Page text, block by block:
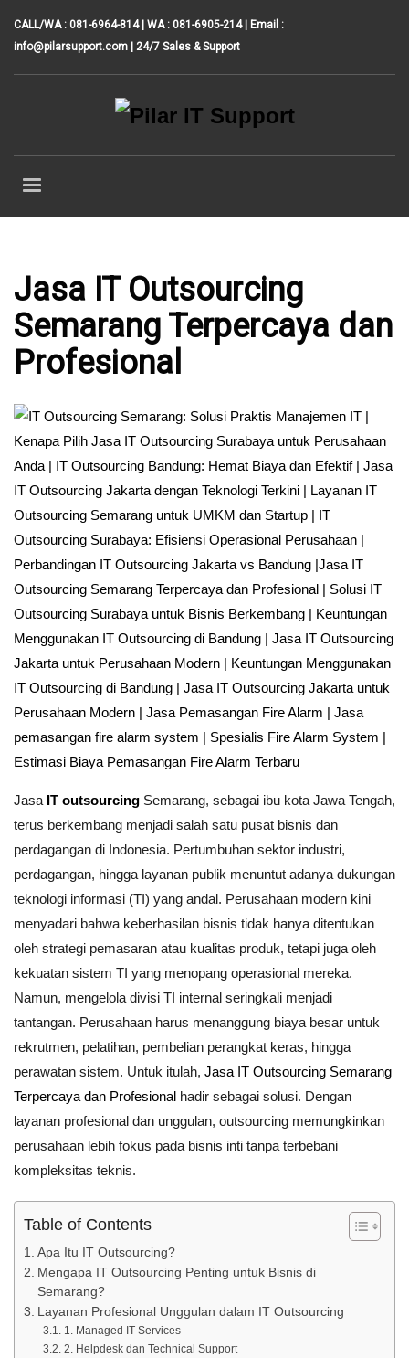
CALL/WA : 081-6964-814 | WA : 081-6905-214 | Email :
info@pilarsupport.com | 24/7 Sales & Support
Jasa IT Outsourcing
Semarang Terpercaya dan
Profesional
Jasa IT outsourcing Semarang, sebagai ibu kota Jawa Tengah,
terus berkembang menjadi salah satu pusat bisnis dan
perdagangan di Indonesia. Pertumbuhan sektor industri,
perdagangan, hingga layanan publik menuntut adanya dukungan
teknologi informasi (TI) yang andal. Perusahaan modern kini
menyadari bahwa keberhasilan bisnis tidak hanya ditentukan
oleh strategi pemasaran atau kualitas produk, tetapi juga oleh
kekuatan sistem TI yang menopang operasional mereka.
Namun, mengelola divisi TI internal seringkali menjadi
tantangan. Perusahaan harus menanggung biaya besar untuk
rekrutmen, pelatihan, pembelian perangkat keras, hingga
perawatan sistem. Untuk itulah, Jasa IT Outsourcing Semarang
Terpercaya dan Profesional hadir sebagai solusi. Dengan
layanan profesional dan unggulan, outsourcing memungkinkan
perusahaan lebih fokus pada bisnis inti tanpa terbebani
kompleksitas teknis.
Table of Contents
Apa Itu IT Outsourcing?
Mengapa IT Outsourcing Penting untuk Bisnis di
Semarang?
Layanan Profesional Unggulan dalam IT Outsourcing
1. Managed IT Services
2. Helpdesk dan Technical Support